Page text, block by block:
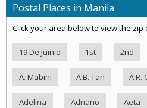
Postal Places in Manila
Click your area below to view the zip
19 De Juinio 1st 2nd
A. Mabini A.B. Tan A.R.
Adelina Adriano Aeta